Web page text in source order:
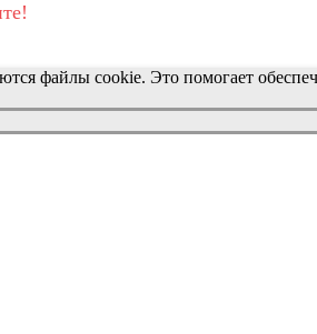
файлы cookie. Это помогает